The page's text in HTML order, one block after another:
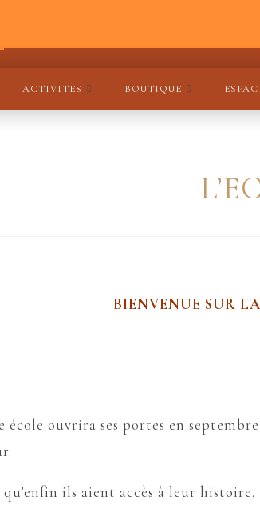
ACTIVITES BOUTIQUE
BIENVENUE SUR
ouvrira ses portes en
ils aient accès à leur